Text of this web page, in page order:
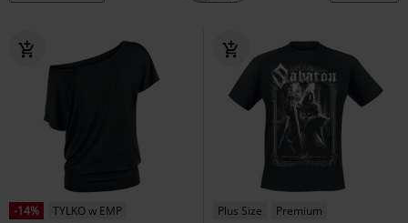
-14%
TYLKO w EMP
Plus Size Premium